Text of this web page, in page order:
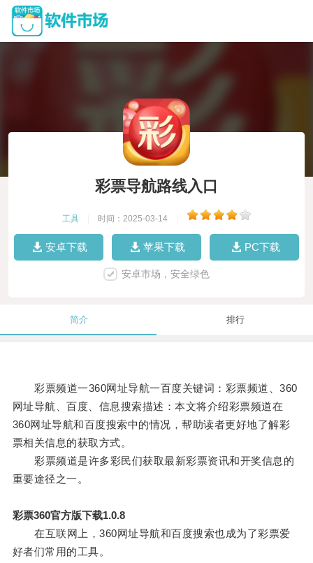
彩票导航路线入口
工具 时间：2025-03-14
安卓下载 苹果下载 PC下载
安卓市场，安全绿色
简介 排行
彩票频道一360网址导航一百度关键词：彩票频道、360
网址导航、百度、信息搜索描述：本文将介绍彩票频道在
360网址导航和百度搜索中的情况，帮助读者更好地了解彩
票相关信息的获取方式。
彩票频道是许多彩民们获取最新彩票资讯和开奖信息的
重要途径之一。
彩票360官方版下载1.0.8
在互联网上，360网址导航和百度搜索也成为了彩票爱
好者们常用的工具。